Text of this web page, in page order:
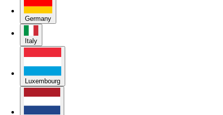
Germany
Italy
Luxembourg